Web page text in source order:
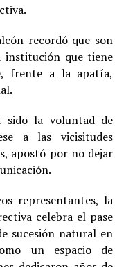
recordó que son
institución que tiene
frente a la apatía,
sido la voluntad de
a las vicisitudes
apostó por no dejar
representantes, la
celebra el pase
sucesión natural en
un espacio de